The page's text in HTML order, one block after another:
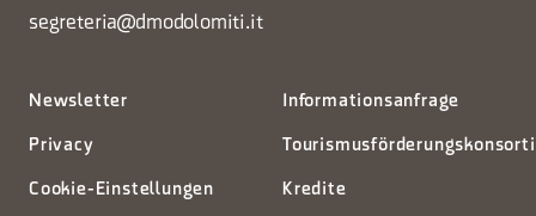
segreteria@dmodolomiti.it
Newsletter
Privacy
Cookie-Einstellungen
Informationsanfrage
Kredite